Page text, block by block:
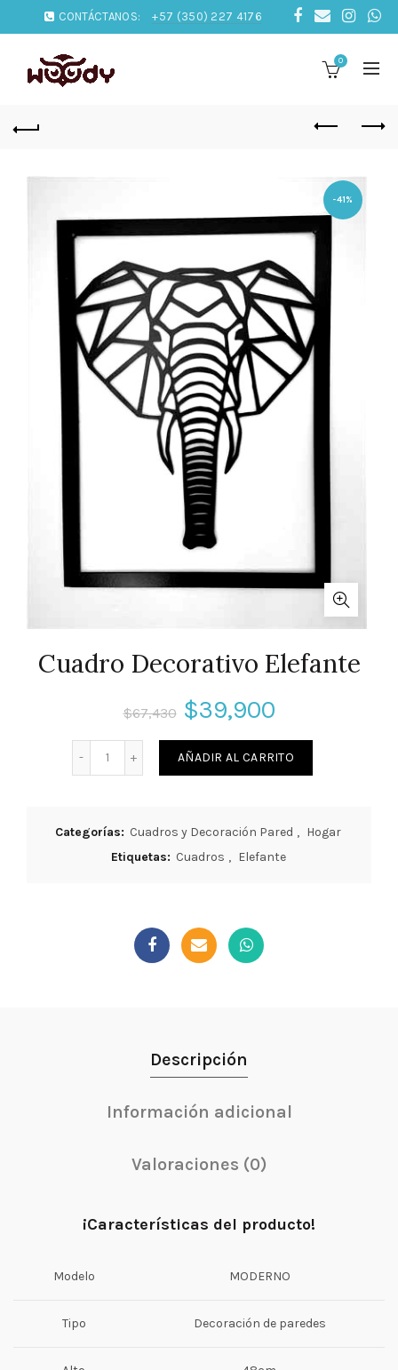
CONTÁCTANOS: +57 (350) 227 4176
0
-41%
Cuadro Decorativo Elefante
$67,430 $39,900
AÑADIR AL CARRITO
Categorías: Cuadros y Decoración Pared , Hogar
Etiquetas: Cuadros , Elefante
Descripción
Información adicional
Valoraciones (0)
¡Características del producto!
Modelo MODERNO
Tipo Decoración de paredes